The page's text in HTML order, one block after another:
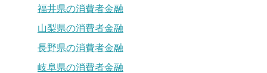
福井県の消費者金融
山梨県の消費者金融
長野県の消費者金融
岐阜県の消費者金融